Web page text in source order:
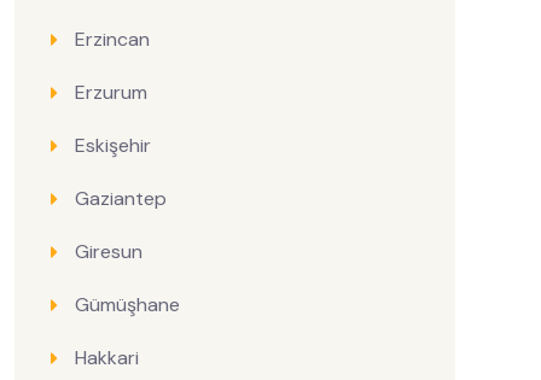
Erzincan
Erzurum
Eskişehir
Gaziantep
Giresun
Gümüşhane
Hakkari